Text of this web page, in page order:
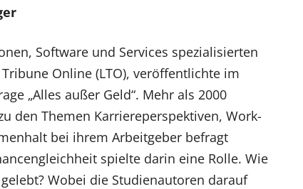
Software und Services spezialisierten
Online (LTO), veröffentlichte im
„Alles außer Geld“. Mehr als 2000
den Themen Karriereperspektiven, Work-
bei ihrem Arbeitgeber befragt
spielte darin eine Rolle. Wie
Wobei die Studienautoren darauf